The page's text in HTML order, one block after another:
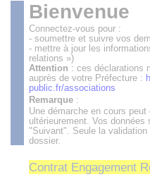
Bienvenue
Connectez-vous pour :
- soumettre et suivre vos
- mettre à jour les
relations »)
Attention : ces déclarations
auprès de votre Préfecture :
public.fr/associations
Remarque :
Une démarche en cours
ultérieurement. Vos
"Suivant". Seule la
dossier.
Contrat Engagement